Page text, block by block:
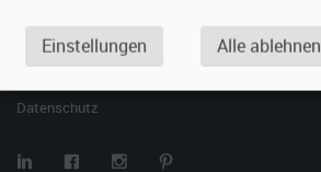
Datenschutz
Einstellungen Alle ablehnen